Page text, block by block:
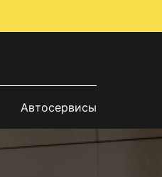
Автосервисы